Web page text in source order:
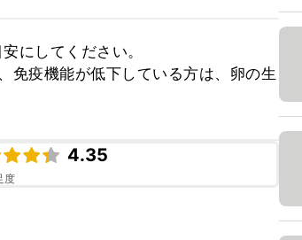
にしてください。
免疫機能が低下している方は、卵の生
4.35
度